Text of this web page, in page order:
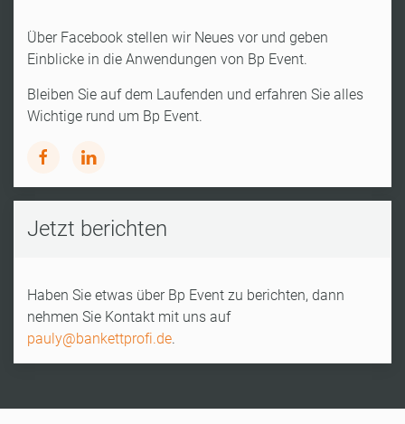
Über Facebook stellen wir Neues vor und geben
Einblicke in die Anwendungen von Bp Event.
Bleiben Sie auf dem Laufenden und erfahren Sie alles
Wichtige rund um Bp Event.
Jetzt berichten
Haben Sie etwas über Bp Event zu berichten, dann
nehmen Sie Kontakt mit uns auf
pauly@bankettprofi.de.